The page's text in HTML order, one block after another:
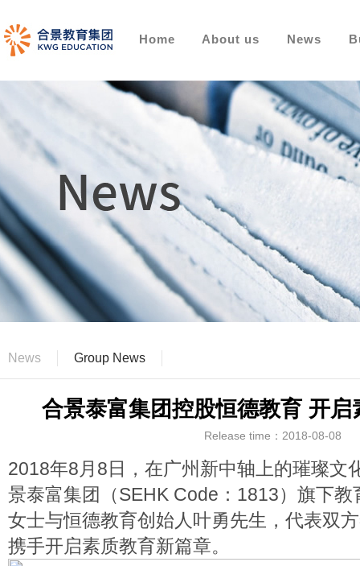
Home About us News
News Group News
合景泰富集团控股恒德教育 开
Release time：2018-08-08
2018年8月8日，在广州新中轴上的璀璨文
景泰富集团（SEHK Code：1813）旗下
女士与恒德教育创始人叶勇先生，代表双
携手开启素质教育新篇章。